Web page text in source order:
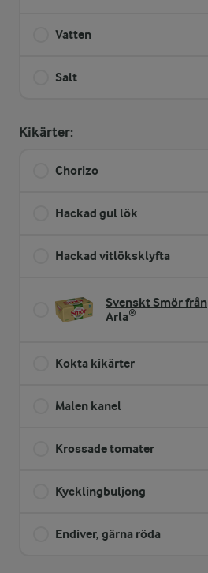
Vatten
Salt
Kikärter:
Chorizo
Hackad gul lök
Hackad vitlöksklyfta
Svenskt Smör från
Arla®
Kokta kikärter
Malen kanel
Krossade tomater
Kycklingbuljong
Endiver, gärna röda